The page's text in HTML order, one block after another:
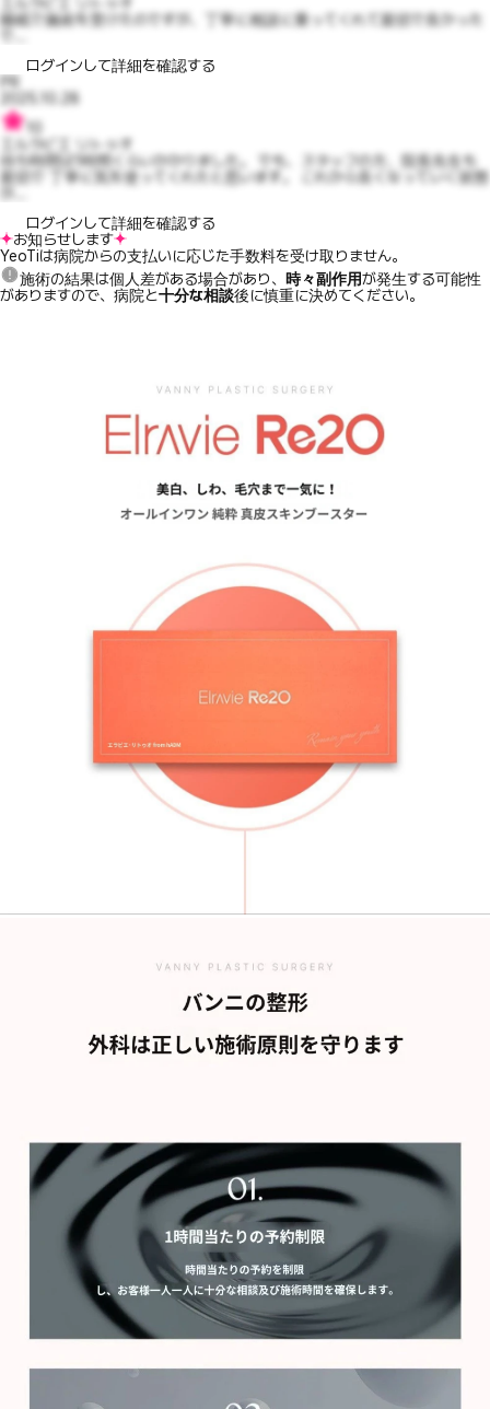
睡眠で施術を受けたのですが、丁寧に相談に乗ってくれて親切で良かった
ログインして詳細を確認する
PR
2025.10.28
エルラビエ リトゥオ
待ち時間は1時間くらいかかりました。 でも、スタッフの方、院長先生も
親切で 丁寧に気を使ってくれたと思います。 これから良くなっていく状態
ログインして詳細を確認する
お知らせします
YeoTiは病院からの支払いに応じた手数料を受け取りません。
施術の結果は個人差がある場合があり、 時々副作用が発生する可能性
がありますので、病院と十分な相談後に慎重に決めてください。